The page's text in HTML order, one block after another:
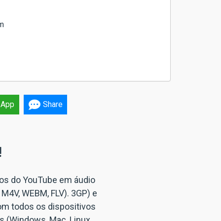
Share
do YouTube em áudio
WEBM, FLV). 3GP) e
todos os dispositivos